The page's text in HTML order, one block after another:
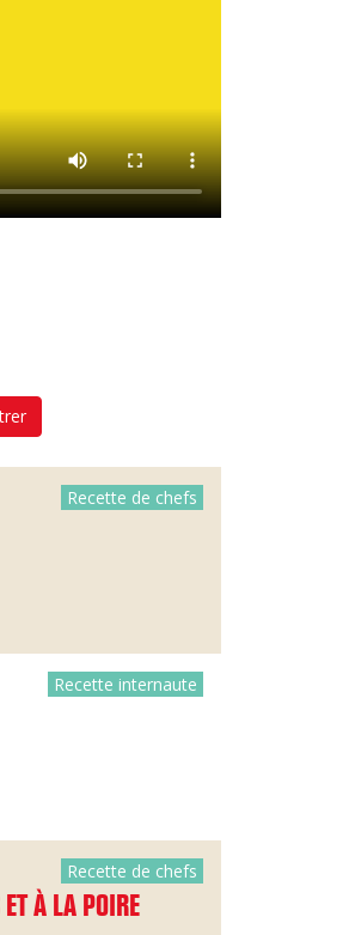
Recette de chefs
Recette internaute
Recette de chefs
À LA POIRE